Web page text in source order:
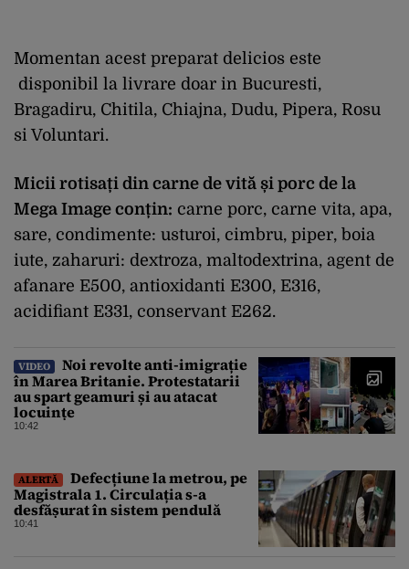
Momentan acest preparat delicios este
disponibil la livrare doar in Bucuresti,
Bragadiru, Chitila, Chiajna, Dudu, Pipera, Rosu
si Voluntari.
Micii rotisați din carne de vită și porc de la
Mega Image conțin: carne porc, carne vita, apa,
sare, condimente: usturoi, cimbru, piper, boia
iute, zaharuri: dextroza, maltodextrina, agent de
afanare E500, antioxidanti E300, E316,
acidifiant E331, conservant E262.
VIDEO
Noi revolte anti-imigrație
în Marea Britanie. Protestatarii
au spart geamuri și au atacat
locuințe
10:42
ALERTĂ
Defecțiune la metrou, pe
Magistrala 1. Circulația s-a
desfășurat în sistem pendulă
10:41